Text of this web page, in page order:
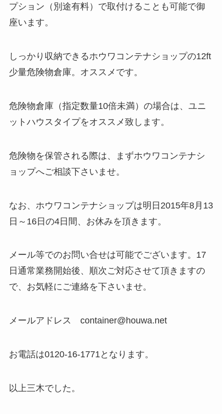
プション（別途有料）で取付けることも可能で御
座います。
しっかり収納できるホウワコンテナショップの12ft
少量危険物倉庫。オススメです。
危険物倉庫（指定数量10倍未満）の場合は、ユニ
ットハウスタイプをオススメ致します。
危険物を保管される際は、まずホウワコンテナシ
ョップへご相談下さいませ。
なお、ホウワコンテナショップは明日2015年8月13
日～16日の4日間、お休みを頂きます。
メール等でのお問い合せは可能でございます。17
日通常業務開始後、順次ご対応させて頂きますの
で、お気軽にご連絡を下さいませ。
メールアドレス container@houwa.net
お電話は0120-16-1771となります。
以上三木でした。